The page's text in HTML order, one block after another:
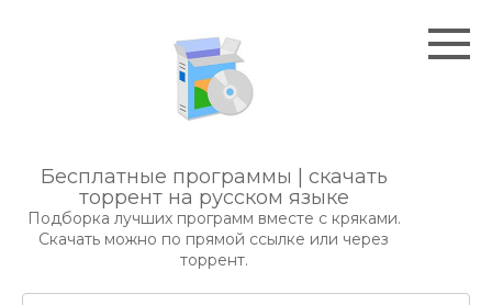
Бесплатные программы | скачать
торрент на русском языке
Подборка лучших программ вместе с кряками.
Скачать можно по прямой ссылке или через
торрент.